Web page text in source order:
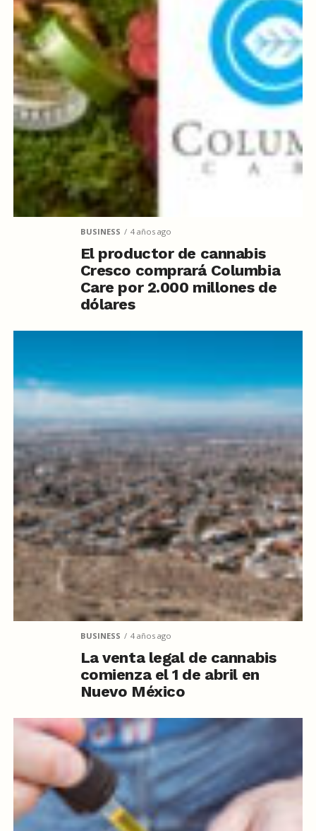
BUSINESS 4 años ago
El productor de cannabis
Cresco comprará Columbia
Care por 2.000 millones de
dólares
BUSINESS 4 años ago
La venta legal de cannabis
comienza el 1 de abril en
Nuevo México